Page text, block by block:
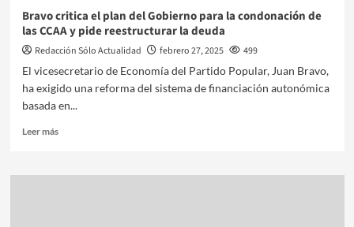
Bravo critica el plan del Gobierno para la condonación de
las CCAA y pide reestructurar la deuda
Redacción Sólo Actualidad febrero 27, 2025
499
El vicesecretario de Economía del Partido Popular, Juan Bravo,
ha exigido una reforma del sistema de financiación autonómica
basada en...
Leer más